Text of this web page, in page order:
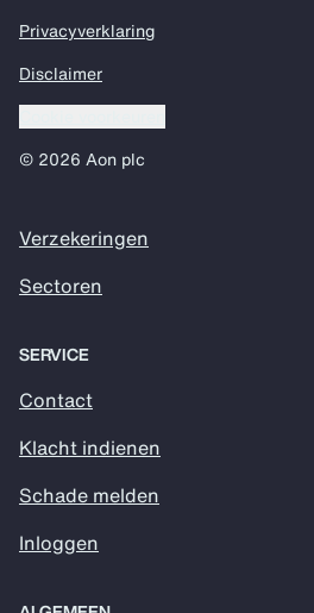
Privacyverklaring
Disclaimer
© 2026 Aon plc
Verzekeringen
Sectoren
SERVICE
Contact
Klacht indienen
Schade melden
Inloggen